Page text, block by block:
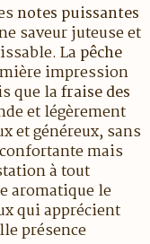
notes puissantes
saveur juteuse et
La pêche
impression
que lafraise des
et légèrement
et généreux, sans
mais
à tout
aromatique le
qui apprécient
présence